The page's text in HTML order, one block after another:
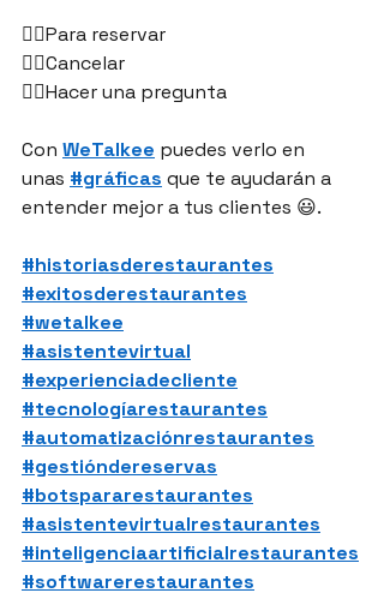
👉🏻Para reservar
👉🏻Cancelar
👉🏻Hacer una pregunta
Con WeTalkee puedes verlo en
unas #gráficas que te ayudarán a
entender mejor a tus clientes 😃.
#historiasderestaurantes
#exitosderestaurantes
#wetalkee
#asistentevirtual
#experienciadecliente
#tecnologíarestaurantes
#automatizaciónrestaurantes
#gestióndereservas
#botspararestaurantes
#asistentevirtualrestaurantes
#inteligenciaartificialrestaurantes
#softwarerestaurantes